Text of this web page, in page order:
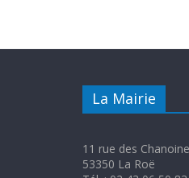
La Mairie
11 rue des
53350 La Roë